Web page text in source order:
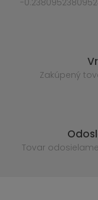
-
Zakúpený
Tovar